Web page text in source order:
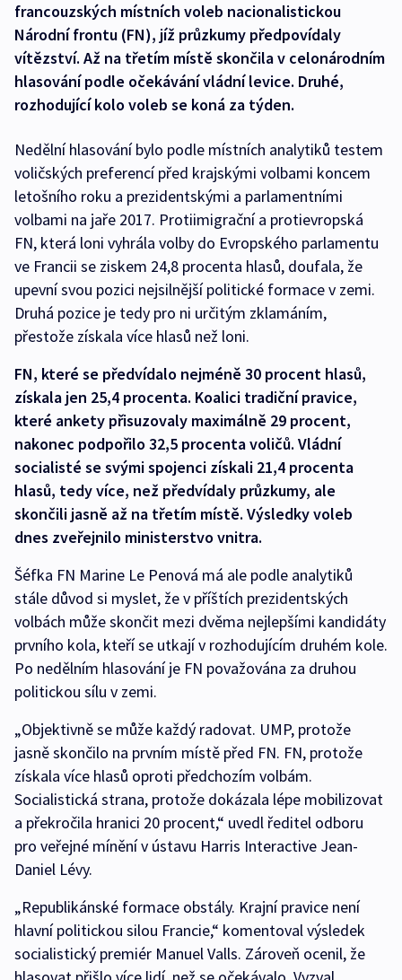
francouzských místních voleb nacionalistickou
Národní frontu (FN), jíž průzkumy předpovídaly
vítězství. Až na třetím místě skončila v celonárodním
hlasování podle očekávání vládní levice. Druhé,
rozhodující kolo voleb se koná za týden.
Nedělní hlasování bylo podle místních analytiků testem
voličských preferencí před krajskými volbami koncem
letošního roku a prezidentskými a parlamentními
volbami na jaře 2017. Protiimigrační a protievropská
FN, která loni vyhrála volby do Evropského parlamentu
ve Francii se ziskem 24,8 procenta hlasů, doufala, že
upevní svou pozici nejsilnější politické formace v zemi.
Druhá pozice je tedy pro ni určitým zklamáním,
přestože získala více hlasů než loni.
FN, které se předvídalo nejméně 30 procent hlasů,
získala jen 25,4 procenta. Koalici tradiční pravice,
které ankety přisuzovaly maximálně 29 procent,
nakonec podpořilo 32,5 procenta voličů. Vládní
socialisté se svými spojenci získali 21,4 procenta
hlasů, tedy více, než předvídaly průzkumy, ale
skončili jasně až na třetím místě. Výsledky voleb
dnes zveřejnilo ministerstvo vnitra.
Šéfka FN Marine Le Penová má ale podle analytiků
stále důvod si myslet, že v příštích prezidentských
volbách může skončit mezi dvěma nejlepšími kandidáty
prvního kola, kteří se utkají v rozhodujícím druhém kole.
Po nedělním hlasování je FN považována za druhou
politickou sílu v zemi.
„Objektivně se může každý radovat. UMP, protože
jasně skončilo na prvním místě před FN. FN, protože
získala více hlasů oproti předchozím volbám.
Socialistická strana, protože dokázala lépe mobilizovat
a překročila hranici 20 procent,“ uvedl ředitel odboru
pro veřejné mínění v ústavu Harris Interactive Jean-
Daniel Lévy.
„Republikánské formace obstály. Krajní pravice není
hlavní politickou silou Francie,“ komentoval výsledek
socialistický premiér Manuel Valls. Zároveň ocenil, že